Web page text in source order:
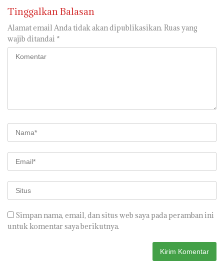
Tinggalkan Balasan
Alamat email Anda tidak akan dipublikasikan. Ruas yang
wajib ditandai *
Simpan nama, email, dan situs web saya pada peramban ini
untuk komentar saya berikutnya.